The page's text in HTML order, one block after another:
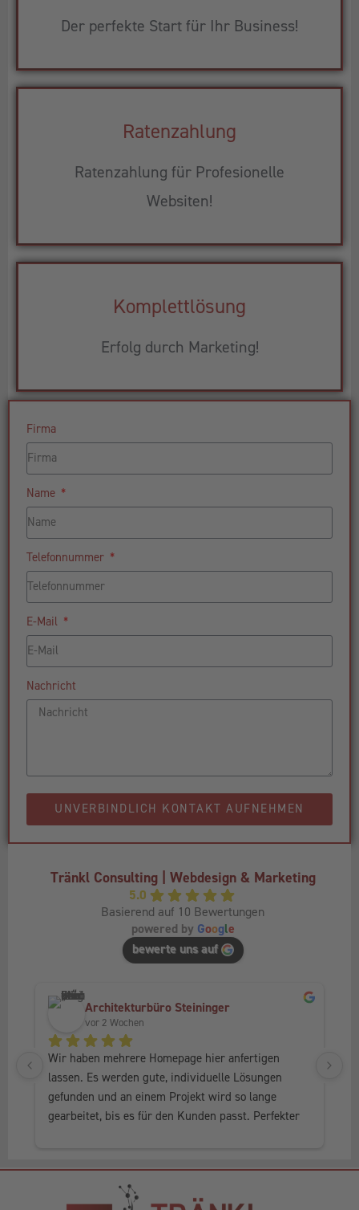
Der perfekte Start für Ihr Business!
Ratenzahlung
Ratenzahlung für Profesionelle
Websiten!
Komplettlösung
Erfolg durch Marketing!
Firma
Name
Telefonnummer
E-Mail
Nachricht
UNVERBINDLICH KONTAKT AUFNEHMEN
Tränkl Consulting | Webdesign & Marketing
5.0
Basierend auf 10 Bewertungen
powered by Google
bewerte uns auf
Architekturbüro Steininger
vor 2 Wochen
Wir haben mehrere Homepage hier anfertigen
lassen. Es werden gute, individuelle Lösungen
gefunden und an einem Projekt wird so lange
gearbeitet, bis es für den Kunden passt. Perfekter